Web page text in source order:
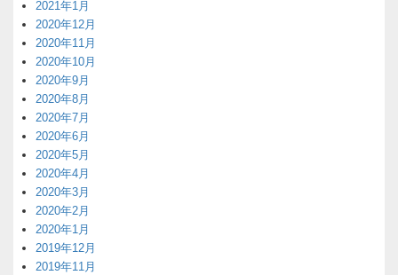
2021年1月
2020年12月
2020年11月
2020年10月
2020年9月
2020年8月
2020年7月
2020年6月
2020年5月
2020年4月
2020年3月
2020年2月
2020年1月
2019年12月
2019年11月